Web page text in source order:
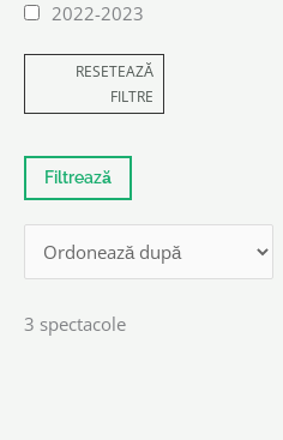
2022-2023
RESETEAZĂ
FILTRE
3 spectacole